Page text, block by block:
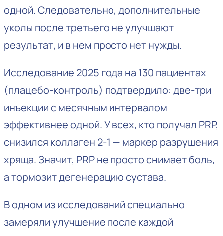
одной. Следовательно, дополнительные
уколы после третьего не улучшают
результат, и в нем просто нет нужды.
Исследование 2025 года на 130 пациентах
(плацебо-контроль) подтвердило: две-три
инъекции с месячным интервалом
эффективнее одной. У всех, кто получал PRP,
снизился коллаген 2-1 — маркер разрушения
хряща. Значит, PRP не просто снимает боль,
а тормозит дегенерацию сустава.
В одном из исследований специально
замеряли улучшение после каждой